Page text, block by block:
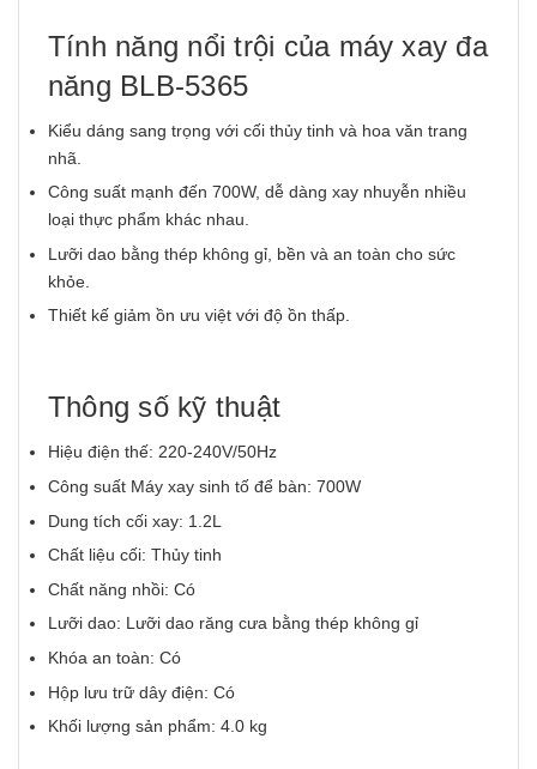
Tính năng nổi trội của máy xay đa
năng BLB-5365
Kiểu dáng sang trọng với cối thủy tinh và hoa văn trang
nhã.
Công suất mạnh đến 700W, dễ dàng xay nhuyễn nhiều
loại thực phẩm khác nhau.
Lưỡi dao bằng thép không gỉ, bền và an toàn cho sức
khỏe.
Thiết kế giảm ồn ưu việt với độ ồn thấp.
Thông số kỹ thuật
Hiệu điện thế: 220-240V/50Hz
Công suất Máy xay sinh tố để bàn: 700W
Dung tích cối xay: 1.2L
Chất liệu cối: Thủy tinh
Chất năng nhồi: Có
Lưỡi dao: Lưỡi dao răng cưa bằng thép không gỉ
Khóa an toàn: Có
Hộp lưu trữ dây điện: Có
Khối lượng sản phẩm: 4.0 kg